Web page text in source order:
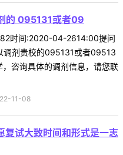
的 095131或者09
时间:2020-04-2614:00提问
调剂贵校的095131或者09513
咨询具体的调剂信息，请您联
11-08
复试大致时间和形式是一志